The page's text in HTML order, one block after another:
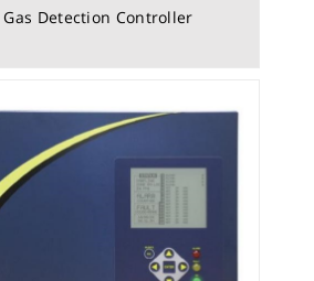
Gas Detection Controller